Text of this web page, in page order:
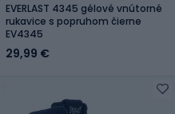
EVERLAST 4345 gélové vnútorné
rukavice s popruhom čierne
EV4345
29,99 €